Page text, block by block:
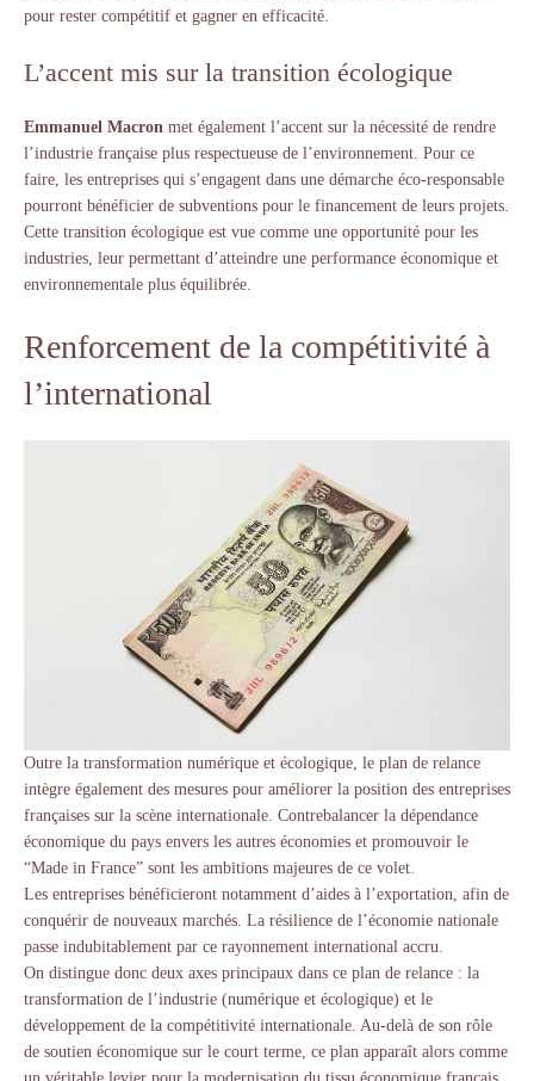
pour rester compétitif et gagner en efficacité.
L’accent mis sur la transition écologique
Emmanuel Macron met également l’accent sur la nécessité de rendre
l’industrie française plus respectueuse de l’environnement. Pour ce
faire, les entreprises qui s’engagent dans une démarche éco-responsable
pourront bénéficier de subventions pour le financement de leurs projets.
Cette transition écologique est vue comme une opportunité pour les
industries, leur permettant d’atteindre une performance économique et
environnementale plus équilibrée.
Renforcement de la compétitivité à
l’international
Outre la transformation numérique et écologique, le plan de relance
intègre également des mesures pour améliorer la position des entreprises
françaises sur la scène internationale. Contrebalancer la dépendance
économique du pays envers les autres économies et promouvoir le
“Made in France” sont les ambitions majeures de ce volet.
Les entreprises bénéficieront notamment d’aides à l’exportation, afin de
conquérir de nouveaux marchés. La résilience de l’économie nationale
passe indubitablement par ce rayonnement international accru.
On distingue donc deux axes principaux dans ce plan de relance : la
transformation de l’industrie (numérique et écologique) et le
développement de la compétitivité internationale. Au-delà de son rôle
de soutien économique sur le court terme, ce plan apparaît alors comme